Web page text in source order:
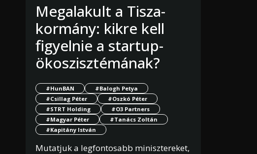
Megalakult a Tisza-
kormány: kikre kell
figyelnie a startup-
ökoszisztémának?
#HunBAN
#Balogh Petya
#Csillag Péter
#Oszkó Péter
#STRT Holding
#O3 Partners
#Magyar Péter
#Tanács Zoltán
#Kapitány István
Mutatjuk a legfontosabb minisztereket,